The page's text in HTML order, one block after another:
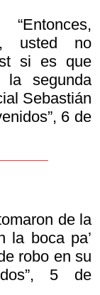
usted no
si es que
la segunda
Sebastián
6 de
de la
la boca pa’
robo en su
5 de